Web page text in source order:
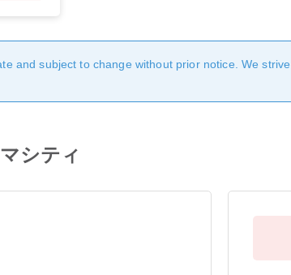
and subject to change without prior notice. We
シティ